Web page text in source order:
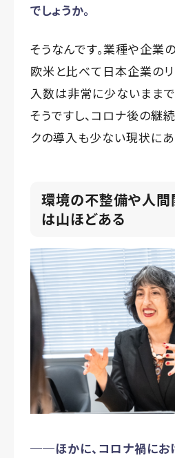
でしょうか。
そうなんです。業種や企業
欧米と比べて日本企業の
入数は非常に少ないまま
そうですし、コロナ後の継
クの導入も少ない現状にあ
環境の不整備や人
は山ほどある
──ほかに、コロナ禍にお